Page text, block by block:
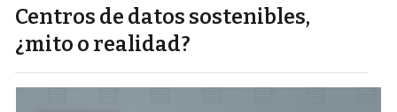
Centros de datos sostenibles,
¿mito o realidad?